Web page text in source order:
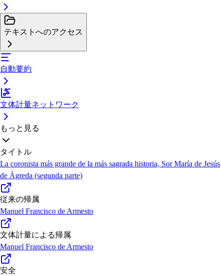
テキストへのアクセス
自動要約
文体計量ネットワーク
もっと見る
タイトル
La coronista más grande de la más sagrada historia, Sor María de Jesús
de Ágreda (segunda parte)
従来の帰属
Manuel Francisco de Armesto
文体計量による帰属
Manuel Francisco de Armesto
安全